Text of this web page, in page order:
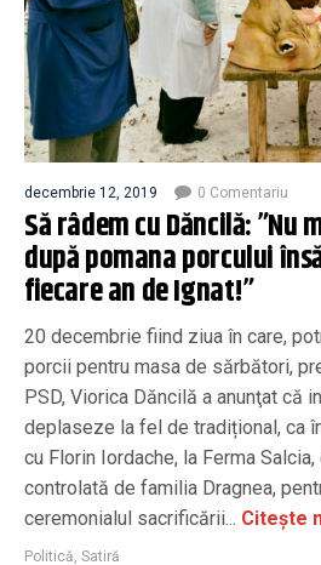
decembrie 12, 2019 0 Comentariu
Să râdem cu Dăncilă: ”Nu
după pomana porcului
fiecare an de Ignat!”
20 decembrie fiind ziua în care,
porcii pentru masa de sărbători,
PSD, Viorica Dăncilă a anunţat că
deplaseze la fel de tradițional, ca
cu Florin Iordache, la Ferma Salcia,
controlată de familia Dragnea,
ceremonialul sacrificării... Citește
Politică, Satiră